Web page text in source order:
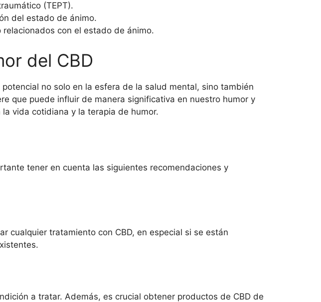
(TEPT).
del estado de ánimo.
con el estado de ánimo.
del CBD
no solo en la esfera de la salud mental, sino también
que puede influir de manera significativa en nuestro humor y
vida cotidiana y la terapia de humor.
tener en cuenta las siguientes recomendaciones y
cualquier tratamiento con CBD, en especial si se están
a tratar. Además, es crucial obtener productos de CBD de